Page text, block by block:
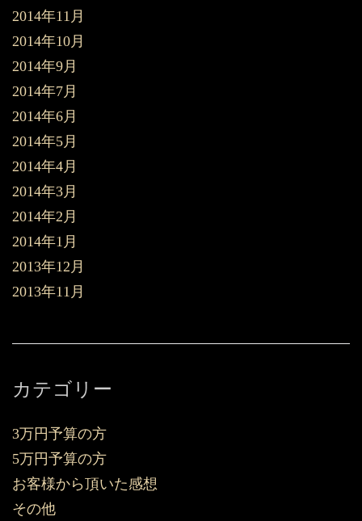
2014年11月
2014年10月
2014年9月
2014年7月
2014年6月
2014年5月
2014年4月
2014年3月
2014年2月
2014年1月
2013年12月
2013年11月
カテゴリー
3万円予算の方
5万円予算の方
お客様から頂いた感想
その他